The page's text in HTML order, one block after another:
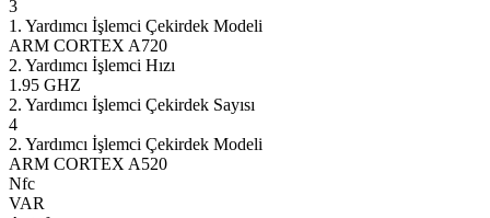
3
1. Yardımcı İşlemci Çekirdek Modeli
ARM CORTEX A720
2. Yardımcı İşlemci Hızı
1.95 GHZ
2. Yardımcı İşlemci Çekirdek Sayısı
4
2. Yardımcı İşlemci Çekirdek Modeli
ARM CORTEX A520
Nfc
VAR